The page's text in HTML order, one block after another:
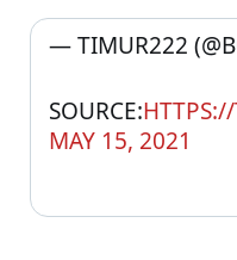
SOURCE:
— TIMUR222
MAY 15, 2021